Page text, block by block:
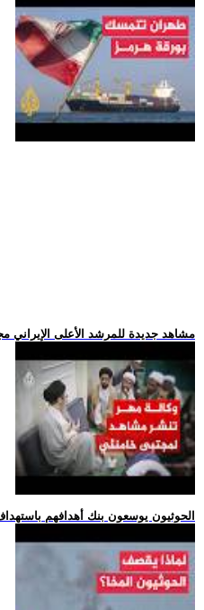
.. مشاهد جديدة للمرشد الأعلى الإيراني
.. الحوثيون يوسعون بنك أهدافهم